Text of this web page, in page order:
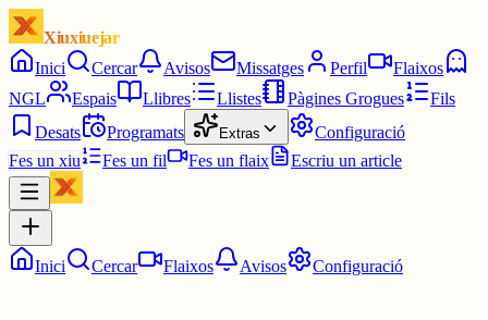
Xiuxiuejar
Inici
Cercar Avisos Missatges Perfil
Flaixos
NGL
Espais Llibres Llistes Pàgines Grogues
Fils
Desats
Programats Extras
Configuració
Fes un xiu
Fes un fil Fes un flaix Escriu un article
Inici Cercar Flaixos Avisos Configuració